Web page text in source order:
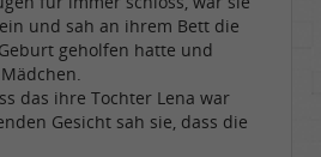
und sah an ihrem Bett die
geholfen hatte und
das ihre Tochter Lena war
Gesicht sah sie, dass die